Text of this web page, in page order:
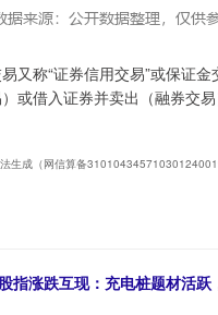
又称“证券信用交易”或保证
或借入证券并卖出（融券交
生成（网信算备
指涨跌互现：充电桩题材活